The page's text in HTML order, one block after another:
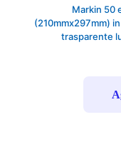
Markin 50
(210mmx297mm)
trasparente